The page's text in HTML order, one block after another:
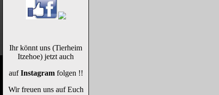
Ihr könnt uns (Tierheim
Itzehoe) jetzt auch
aufInstagramfolgen !!
Wir freuen uns auf Euch